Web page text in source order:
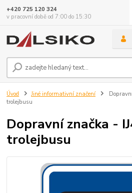
+420 725 120 324
v pracovní době od 7:00 do 15:30
Úvod Jiné informativní značení
trolejbusu
Dopravní značka -
trolejbusu